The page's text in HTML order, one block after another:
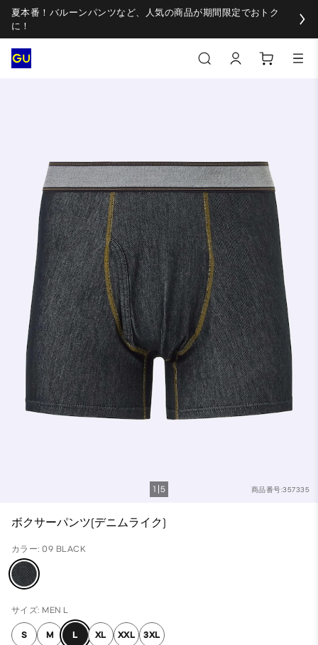
夏本番！バルーンパンツなど、人気の商品が期間限定でおトク
に！
商品番号:357335
1 5
ボクサーパンツ(デニムライク)
カラー: 09 BLACK
サイズ: MEN L
S M L XL XXL 3XL